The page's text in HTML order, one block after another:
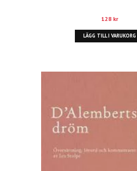
128 kr
LÄGG TILL I VARUKORG